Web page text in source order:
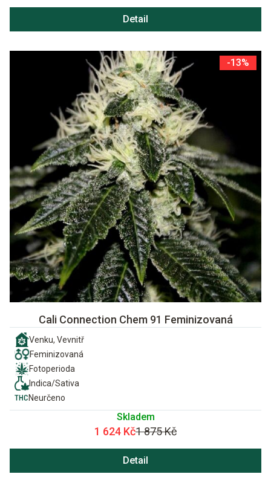
Detail
-13%
Cali Connection Chem 91 Feminizovaná
Venku, Vevnitř
Feminizovaná
Fotoperioda
Indica/Sativa
Neurčeno
Skladem
1 624 Kč1 875 Kč
Detail